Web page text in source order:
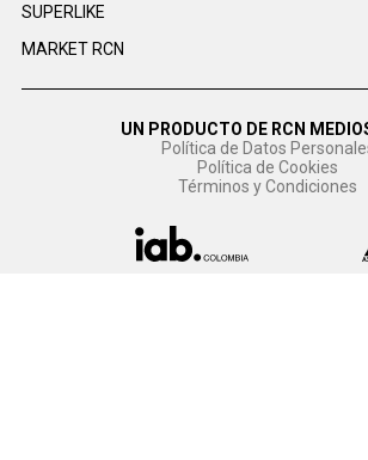
SUPERLIKE
MARKET RCN
UN PRODUCTO DE RCN
Política de Datos
Política de Cookies
Términos y Condiciones